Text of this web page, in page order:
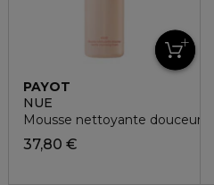
PAYOT
NUE
Mousse nettoyante douceur
37,80 €